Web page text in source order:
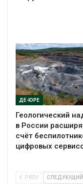
ДЕ-ЮРЕ
Геологический
в России
счёт
цифровых
PREV СЛЕДУЮЩИЙ